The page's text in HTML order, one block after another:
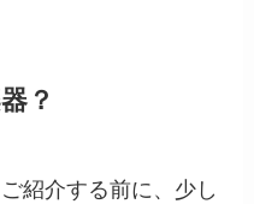
？
紹介する前に、少し